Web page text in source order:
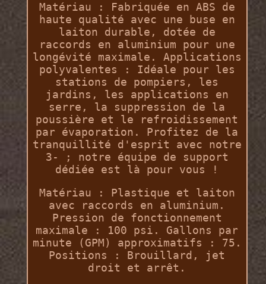
Matériau : Fabriquée en ABS de
haute qualité avec une buse en
laiton durable, dotée de
raccords en aluminium pour une
longévité maximale. Applications
polyvalentes : Idéale pour les
stations de pompiers, les
jardins, les applications en
serre, la suppression de la
poussière et le refroidissement
par évaporation. Profitez de la
tranquillité d'esprit avec notre
3- ; notre équipe de support
dédiée est là pour vous !
Matériau : Plastique et laiton
avec raccords en aluminium.
Pression de fonctionnement
maximale : 100 psi. Gallons par
minute (GPM) approximatifs : 75.
Positions : Brouillard, jet
droit et arrêt.